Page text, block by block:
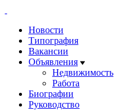
Новости
Типография
Вакансии
Объявления
Недвижимость
Работа
Биографии
Руководство